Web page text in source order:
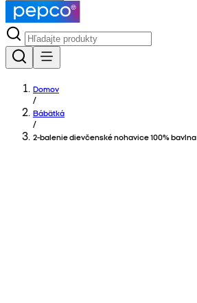
Domov
/
Bábätká
/
2-balenie dievčenské nohavice 100% bavlna